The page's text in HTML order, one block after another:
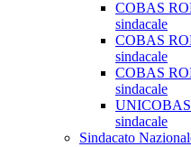
COBAS
sindacale
COBAS
sindacale
COBAS
sindacale
sindacale
Sindacato